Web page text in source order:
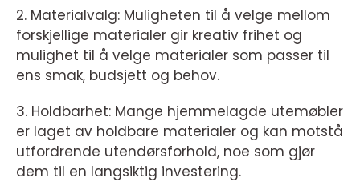
2. Materialvalg: Muligheten til å velge mellom
forskjellige materialer gir kreativ frihet og
mulighet til å velge materialer som passer til
ens smak, budsjett og behov.
3. Holdbarhet: Mange hjemmelagde utemøbler
er laget av holdbare materialer og kan motstå
utfordrende utendørsforhold, noe som gjør
dem til en langsiktig investering.